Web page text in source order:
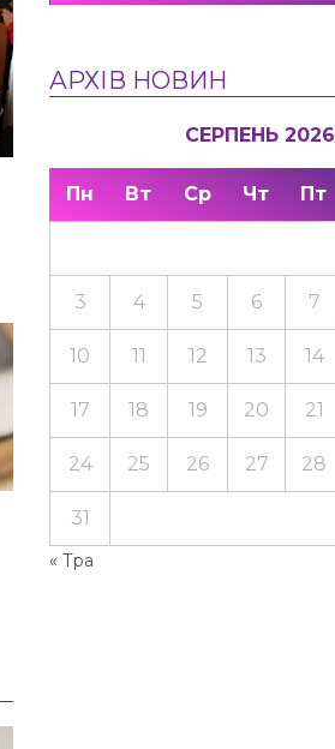
АРХІВ НОВИН
СЕРПЕНЬ 2026
Пн Вт Ср Чт Пт
« Тра
3 4 5 6 7
10 11 12 13 14
17 18 19 20 21
24 25 26 27 28
31